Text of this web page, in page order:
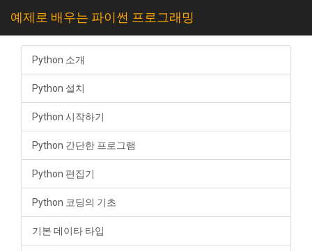
예제로 배우는 파이썬 프로그래밍
Python 소개
Python 설치
Python 시작하기
Python 간단한 프로그램
Python 편집기
Python 코딩의 기초
기본 데이타 타입